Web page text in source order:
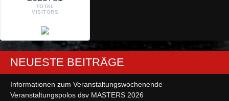
TOTAL
VISITORS
NEUESTE BEITRÄGE
Informationen zum Veranstaltungswochenende
Veranstaltungspolos dsv MASTERS 2026